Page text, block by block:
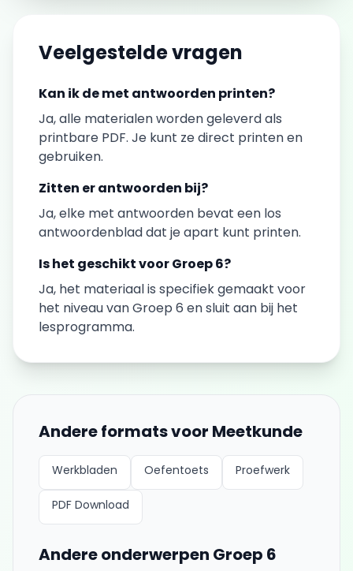
Veelgestelde vragen
Kan ik demet antwoorden printen?
Ja, alle materialen worden geleverd als
printbare PDF. Je kunt ze direct printen en
gebruiken.
Zitten er antwoorden bij?
Ja, elke met antwoorden bevat een los
antwoordenblad dat je apart kunt printen.
Is het geschikt voorGroep 6?
Ja, het materiaal is specifiek gemaakt voor
het niveau vanGroep 6 en sluit aan bij het
lesprogramma.
Andere formats voor Meetkunde
Werkbladen Oefentoets Proefwerk
PDF Download
Andere onderwerpen Groep 6